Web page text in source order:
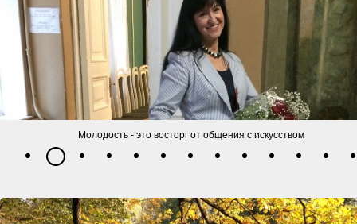
Молодость - это восторг от общения с искусством